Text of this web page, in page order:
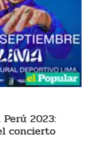
2023:
concierto